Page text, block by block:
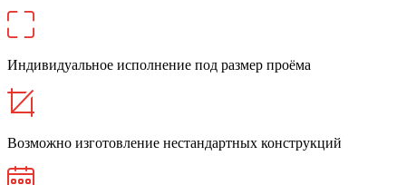
Индивидуальное исполнение под размер проёма
Возможно изготовление нестандартных конструкций